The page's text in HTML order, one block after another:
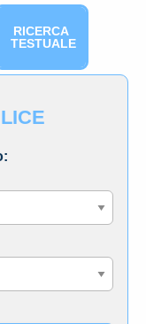
RICERCA
TESTUALE